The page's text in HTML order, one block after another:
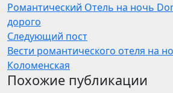
Романтический Отель на ночь
дорого
Следующий пост
Вести романтического отеля на
Коломенская
Похожие публикации